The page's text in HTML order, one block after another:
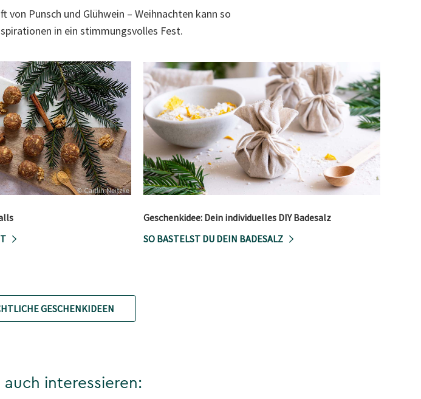
von Punsch und Glühwein – Weihnachten kann so
in ein stimmungsvolles Fest.
Geschenkidee: Dein individuelles DIY Badesalz
SO BASTELST DU DEIN BADESALZ
GESCHENKIDEEN
auch interessieren: